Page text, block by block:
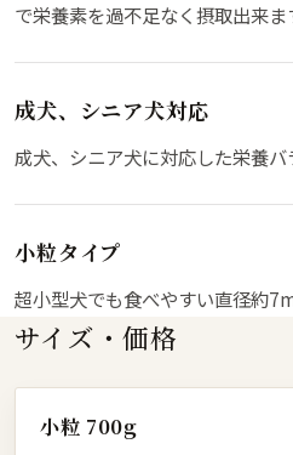
で栄養素を過不足なく摂取出来ま
成犬、シニア犬対応
成犬、シニア犬に対応した栄養バ
小粒タイプ
超小型犬でも食べやすい直径約
サイズ・価格
小粒 700g